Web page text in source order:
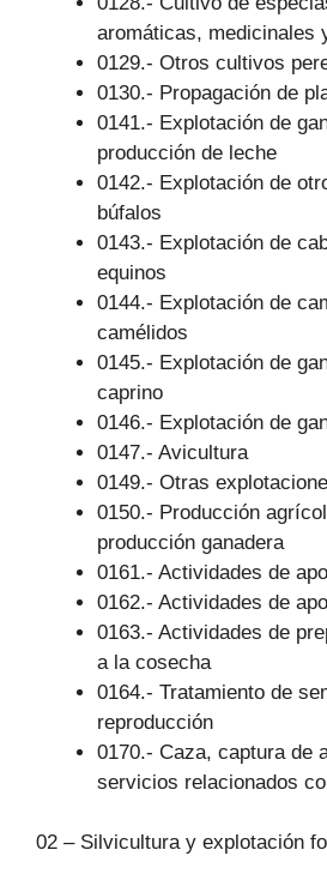
aromáticas, medicinales
0129.- Otros cultivos
0130.- Propagación de
0141.- Explotación de
producción de leche
0142.- Explotación de
búfalos
0143.- Explotación de
equinos
0144.- Explotación de
camélidos
0145.- Explotación de
caprino
0146.- Explotación de
0147.- Avicultura
0149.- Otras
0150.- Producción
producción ganadera
0161.- Actividades de
0162.- Actividades de
0163.- Actividades de
a la cosecha
0164.- Tratamiento de
reproducción
0170.- Caza, captura de
servicios relacionados
02 – Silvicultura y explotación